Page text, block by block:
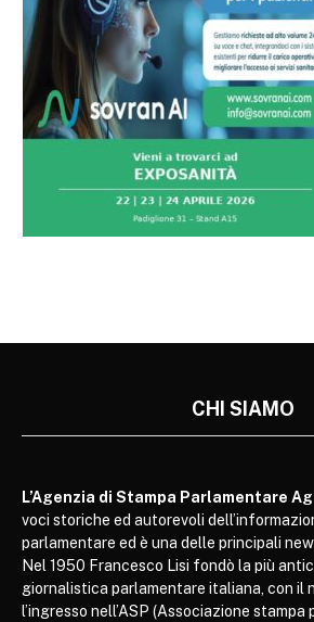
CHI SIAMO
L’Agenzia di Stampa Parlamentare
voci storiche ed autorevoli
parlamentare ed è una delle principali
Nel 1950 Francesco Lisi fondò la più
giornalistica parlamentare italiana, con il
l’ingresso nell’ASP (Associazione